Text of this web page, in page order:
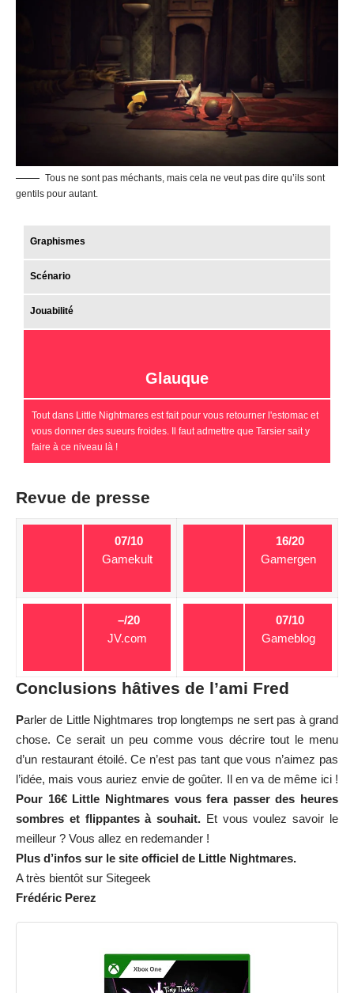
Tous ne sont pas méchants, mais cela ne veut pas dire qu’ils sont
gentils pour autant.
Graphismes
Scénario
Jouabilité
Glauque
Tout dans Little Nightmares est fait pour vous retourner l'estomac et
vous donner des sueurs froides. Il faut admettre que Tarsier sait y
faire à ce niveau là !
Revue de presse
07/10
Gamekult
16/20
Gamergen
–/20
JV.com
07/10
Gameblog
Conclusions hâtives de l’ami Fred
Parler de Little Nightmares trop longtemps ne sert pas à grand
chose. Ce serait un peu comme vous décrire tout le menu
d’un restaurant étoilé. Ce n’est pas tant que vous n’aimez pas
l’idée, mais vous auriez envie de goûter. Il en va de même ici !
Pour 16€ Little Nightmares vous fera passer des heures
sombres et flippantes à souhait. Et vous voulez savoir le
meilleur ? Vous allez en redemander !
Plus d’infos sur le site officiel de Little Nightmares.
A très bientôt sur Sitegeek
Frédéric Perez